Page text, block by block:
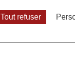
Tout refuser